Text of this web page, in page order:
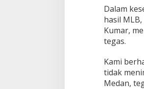
Dalam
hasil
Kumar,
tegas.
Kami
tidak
Medan,